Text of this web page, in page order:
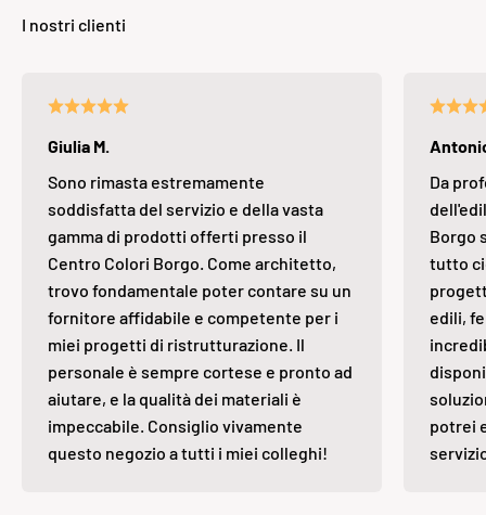
Giulia M.
Sono rimasta estremamente
soddisfatta del servizio e della vasta
gamma di prodotti offerti presso il
Centro Colori Borgo. Come architetto,
trovo fondamentale poter contare su un
fornitore affidabile e competente per i
miei progetti di ristrutturazione. Il
personale è sempre cortese e pronto ad
aiutare, e la qualità dei materiali è
impeccabile. Consiglio vivamente
questo negozio a tutti i miei colleghi!
Da
Borgo
tutto
edili,
potrei